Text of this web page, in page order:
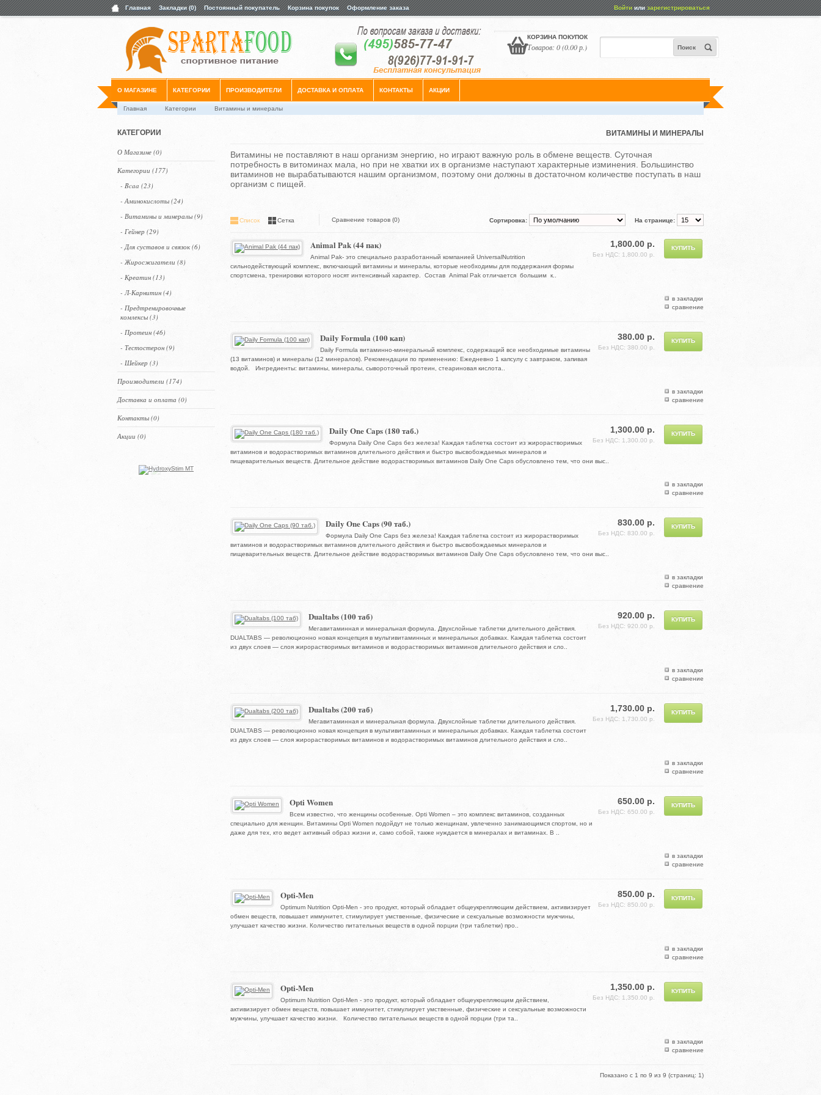
Главная Закладки (0) Постоянный покупатель Корзина покупок Оформление заказа Войтиилизарегистрироваться
КОРЗИНА ПОКУПОК
Товаров: 0 (0.00 р.) Поиск
О МАГАЗИНЕ КАТЕГОРИИ ПРОИЗВОДИТЕЛИ ДОСТАВКА И ОПЛАТА КОНТАКТЫ АКЦИИ
Главная Категории Витамины и минералы
КАТЕГОРИИ
О Магазине (0)
Категории (177)
- Bcaa (23)
- Аминокислоты (24)
- Витамины и минералы (9)
- Гейнер (29)
- Для суставов и связок (6)
- Жиросжигатели (8)
- Креатин (13)
- Л-Карнитин (4)
- Предтренировочные
комлексы (3)
- Протеин (46)
- Тестостерон (9)
- Шейкер (3)
Производители (174)
Доставка и оплата (0)
Контакты (0)
Акции (0)
ВИТАМИНЫ И МИНЕРАЛЫ
Витамины не поставляют в наш организм энергию, но играют важную роль в обмене веществ. Суточная
потребность в витоминах мала, но при не хватки их в организме наступают характерные изминения. Большинство
витаминов не вырабатываются нашим организмом, поэтому они должны в достаточном количестве поступать в наш
организм с пищей.
Список Сетка Сравнение товаров (0) На странице:
Сортировка:
в закладки
сравнение
1,800.00 р.
Без НДС: 1,800.00 р.
Animal Pak (44 пак)
Animal Pak- это специально разработанный компанией UniversalNutrition
сильнодействующий комплекс, включающий витамины и минералы, которые необходимы для поддержания формы
спортсмена, тренировки которого носят интенсивный характер. Состав Animal Pak отличается большим к..
в закладки
сравнение
380.00 р.
Без НДС: 380.00 р.
Daily Formula (100 кап)
Daily Formula витаминно-минеральный комплекс, содержащий все необходимые витамины
(13 витаминов) и минералы (12 минералов). Рекомендации по применению: Ежедневно 1 капсулу с завтраком, запивая
водой. Ингредиенты: витамины, минералы, сывороточный протеин, стеариновая кислота..
в закладки
сравнение
1,300.00 р.
Без НДС: 1,300.00 р.
Daily One Caps (180 таб.)
Формула Daily One Caps без железа! Каждая таблетка состоит из жирорастворимых
витаминов и водорастворимых витаминов длительного действия и быстро высвобождаемых минералов и
пищеварительных веществ. Длительное действие водорастворимых витаминов Daily One Caps обусловлено тем, что они выс..
в закладки
сравнение
830.00 р.
Без НДС: 830.00 р.
Daily One Caps (90 таб.)
Формула Daily One Caps без железа! Каждая таблетка состоит из жирорастворимых
витаминов и водорастворимых витаминов длительного действия и быстро высвобождаемых минералов и
пищеварительных веществ. Длительное действие водорастворимых витаминов Daily One Caps обусловлено тем, что они выс..
в закладки
сравнение
920.00 р.
Без НДС: 920.00 р.
Dualtabs (100 таб)
Мегавитаминная и минеральная формула. Двухслойные таблетки длительного действия.
DUALTABS — революционно новая концепция в мультивитаминных и минеральных добавках. Каждая таблетка состоит
из двух слоев — слоя жирорастворимых витаминов и водорастворимых витаминов длительного действия и сло..
в закладки
сравнение
1,730.00 р.
Без НДС: 1,730.00 р.
Dualtabs (200 таб)
Мегавитаминная и минеральная формула. Двухслойные таблетки длительного действия.
DUALTABS — революционно новая концепция в мультивитаминных и минеральных добавках. Каждая таблетка состоит
из двух слоев — слоя жирорастворимых витаминов и водорастворимых витаминов длительного действия и сло..
в закладки
сравнение
650.00 р.
Без НДС: 650.00 р.
Opti Women
Всем известно, что женщины особенные. Opti Women – это комплекс витаминов, созданных
специально для женщин. Витамины Opti Women подойдут не только женщинам, увлеченно занимающимся спортом, но и
даже для тех, кто ведет активный образ жизни и, само собой, также нуждается в минералах и витаминах. В ..
в закладки
сравнение
850.00 р.
Без НДС: 850.00 р.
Opti-Men
Optimum Nutrition Opti-Men - это продукт, который обладает общеукрепляющим действием, активизирует
обмен веществ, повышает иммунитет, стимулирует умственные, физические и сексуальные возможности мужчины,
улучшает качество жизни. Количество питательных веществ в одной порции (три таблетки) про..
в закладки
сравнение
1,350.00 р.
Без НДС: 1,350.00 р.
Opti-Men
Optimum Nutrition Opti-Men - это продукт, который обладает общеукрепляющим действием,
активизирует обмен веществ, повышает иммунитет, стимулирует умственные, физические и сексуальные возможности
мужчины, улучшает качество жизни. Количество питательных веществ в одной порции (три та..
Показано с 1 по 9 из 9 (страниц: 1)